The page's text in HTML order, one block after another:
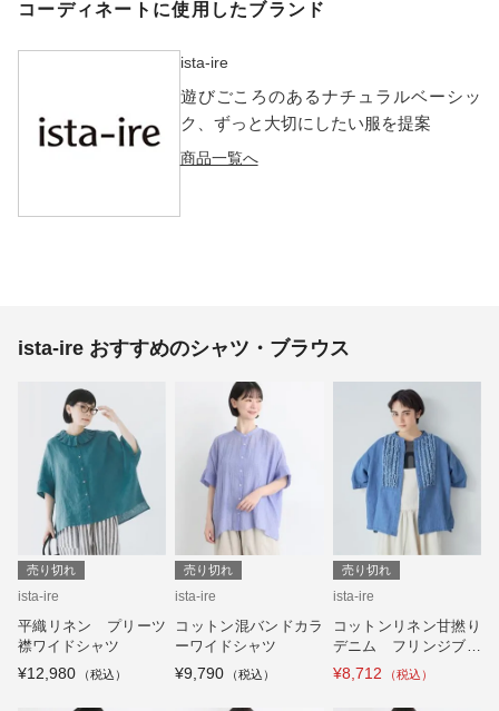
コーディネートに使用したブランド
ista-ire
遊びごころのあるナチュラルベーシッ
ク、ずっと大切にしたい服を提案
商品一覧へ
ista-ire おすすめのシャツ・ブラウス
売り切れ
ista-ire
平織リネン プリーツ
襟ワイドシャツ
¥12,980
売り切れ
ista-ire
コットン混バンドカラ
ーワイドシャツ
¥9,790
売り切れ
ista-ire
コットンリネン甘撚り
デニム フリンジブラ
ウス
¥8,712